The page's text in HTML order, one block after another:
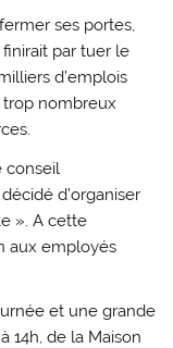
ses portes,
par tuer le
d’emplois
trop nombreux
conseil
d’organiser
». A cette
aux employés
et une grande
14h, de la Maison